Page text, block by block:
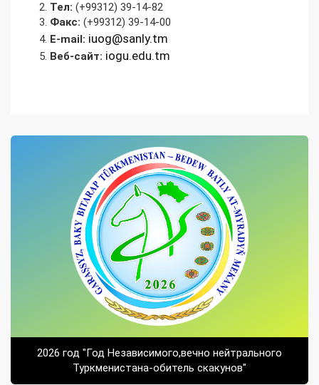
Тел: (+99312) 39-14-82
Факс: (+99312) 39-14-00
E-mail: iuog@sanly.tm
Веб-сайт: iogu.edu.tm
2026 год "Год Независимого,вечно нейтрального
Туркменистана-обитель скакунов"